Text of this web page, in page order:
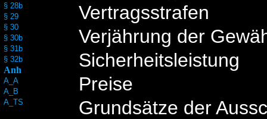
§ 28b
§ 29
§ 30
§ 30b
§ 31b
§ 32b
Anh
A_A
A_B
A_TS
Vertragsstrafen
Verjährung der
Sicherheitsleistung
Preise
Grundsätze der